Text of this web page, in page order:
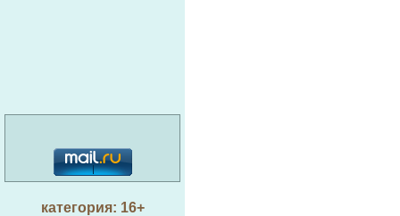
категория: 16+